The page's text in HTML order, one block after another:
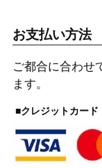
お支払い方法
ご都合に合わせ
ます。
■クレジットカード